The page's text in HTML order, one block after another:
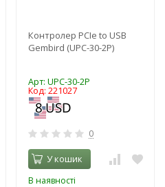
Контролер PCIe to USB
Gembird (UPC-30-2P)
Арт: UPC-30-2P
Код: 221027
0
У кошик
В наявності